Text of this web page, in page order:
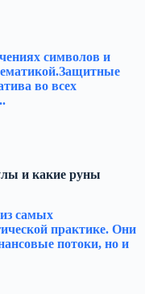
символов и
во всех
и какие руны
самых
практике. Они
потоки, но и